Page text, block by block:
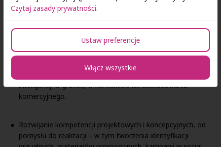
praktycznych umiejętności w zakresie projektowania
graficznego, animacji, fotografii, wideo marketingu oraz
komunikacji wizualnej.
Opanowanie zaawansowanych narzędzi graficznych i
multimedialnych, takich jak Adobe Photoshop, Illustrator,
After Effects, narzędzia do digitalizacji 3D i sztucznej
inteligencji w grafice, w kontekście ich zastosowania
komercyjnego.
Rozwijanie kompetencji projektowych i koncepcyjnych, od
pomysłu do realizacji – w tym tworzenia identyfikacji
Czytaj zasady prywatności.
Ustaw preferencje
Włącz wszystkie